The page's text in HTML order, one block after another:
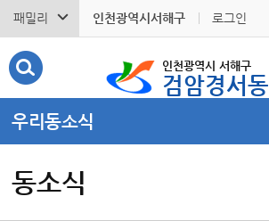
패밀리 인천광역시서해구 로그인
인천광역시 서해구
검암경서동
우리동소식
동소식